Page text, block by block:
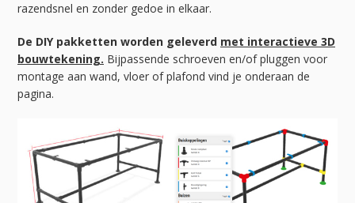
razendsnel en zonder gedoe in elkaar.
De DIY pakketten worden geleverd met interactieve 3D
bouwtekening. Bijpassende schroeven en/of pluggen voor
montage aan wand, vloer of plafond vind je onderaan de
pagina.